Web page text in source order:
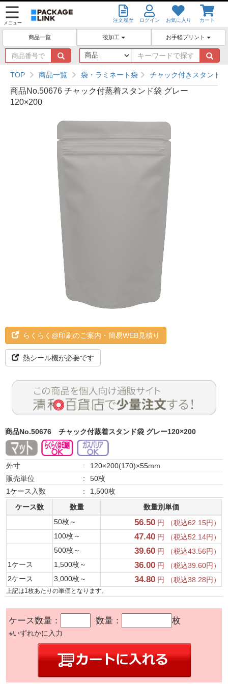
メニュー 注文履歴 ログイン お気に入り カート
商品一覧 後加工 お手軽プリント
商
品
番
号
で
探
キ
ー
ワ
ー
ド
す
TOP 商品一覧 袋・ラミネート袋 チャック付きスタンド
商品No.50676 チャック付蒸着スタンド袋 グレー
120×200
らくらく@印刷のご案内・簡易WEB見積り
熱シール機が必要です
商品No.50676 チャック付蒸着スタンド袋 グレー120×200
外寸 :
120×200(170)×55mm
販売単位
:
50枚
1ケース入数
:
1,500枚
ケース数
数量
数量別単価
50枚～
56.50 円 （税込62.15円）
100枚～
47.40 円 （税込52.14円）
500枚～
39.60 円 （税込43.56円）
1ケース
1,500枚～ 36.00 円 （税込39.60円）
2ケース
3,000枚～ 34.80 円 （税込38.28円）
上記は1枚あたりの単価となります。
ケース数量： 数量： 枚
※いずれかに入力